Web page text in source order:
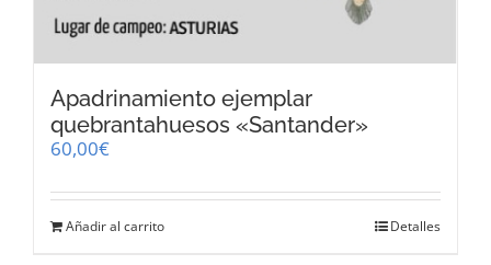
Apadrinamiento ejemplar
quebrantahuesos «Santander»
60,00€
Añadir al carrito Detalles